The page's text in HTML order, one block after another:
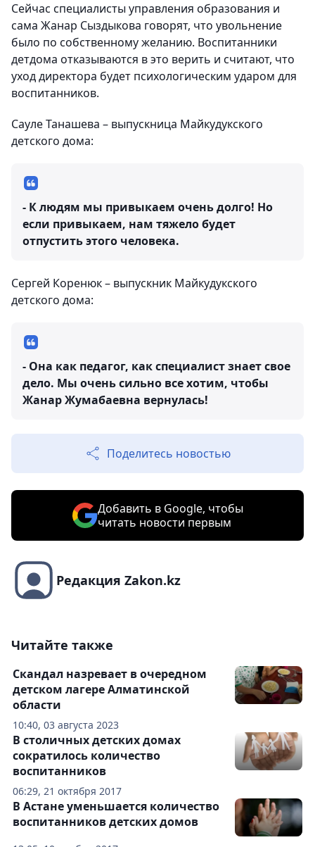
Сейчас специалисты управления образования и
сама Жанар Сыздыкова говорят, что увольнение
было по собственному желанию. Воспитанники
детдома отказываются в это верить и считают, что
уход директора будет психологическим ударом для
воспитанников.
Сауле Танашева – выпускница Майкудукского
детского дома:
- К людям мы привыкаем очень долго! Но
если привыкаем, нам тяжело будет
отпустить этого человека.
Сергей Коренюк – выпускник Майкудукского
детского дома:
- Она как педагог, как специалист знает свое
дело. Мы очень сильно все хотим, чтобы
Жанар Жумабаевна вернулась!
Поделитесь новостью
Добавить в Google, чтобы
читать новости первым
Редакция Zakon.kz
Читайте также
10:40, 03 августа 2023
Скандал назревает в очередном
детском лагере Алматинской
области
06:29, 21 октября 2017
В столичных детских домах
сократилось количество
воспитанников
В Астане уменьшается количество
воспитанников детских домов